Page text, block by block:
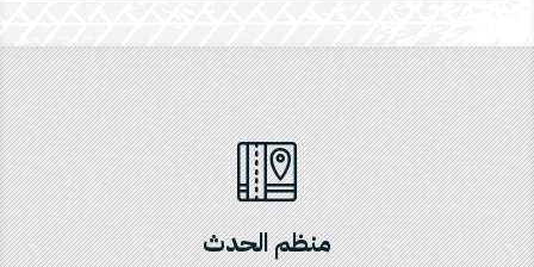

منظم الحدث